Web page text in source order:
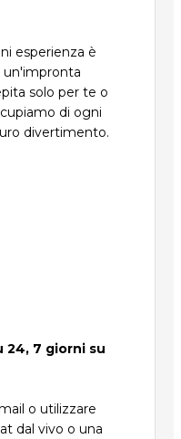
esperienza è
un'impronta
solo per te o
di ogni
divertimento.
24, 7 giorni su
o utilizzare
dal vivo o una